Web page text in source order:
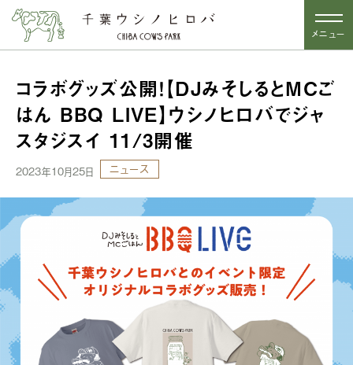
メニュー
コラボグッズ公開！【DJみそしるとMCご
はん BBQ LIVE】ウシノヒロバでジャ
スタジスイ 11/3開催
2023年10月25日 ニュース